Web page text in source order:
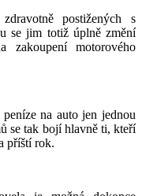
postižených s
se jim totiž úplně změní
zakoupení motorového
na auto jen jednou
se tak bojí hlavně ti, kteří
příští rok.